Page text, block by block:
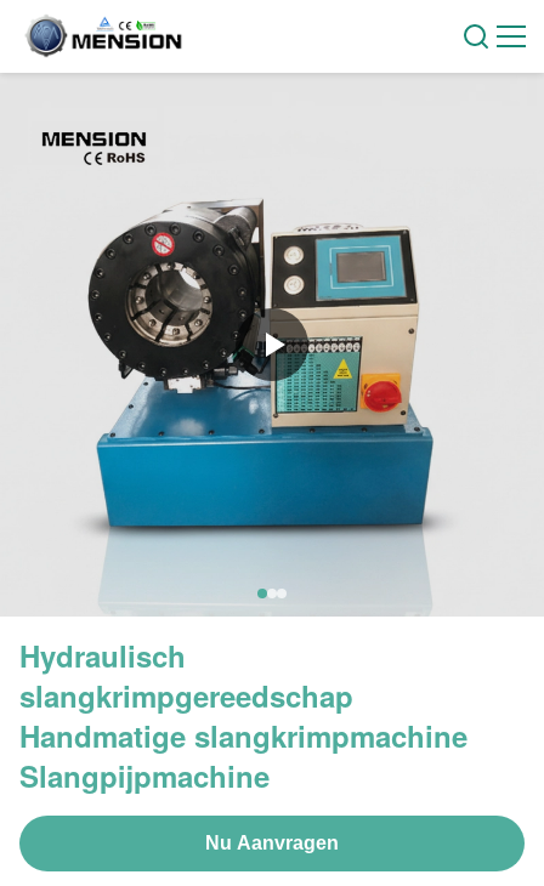
Hydraulisch
slangkrimpgereedschap
Handmatige slangkrimpmachine
Slangpijpmachine
Nu Aanvragen